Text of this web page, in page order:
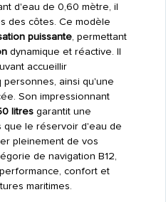
d'eau de 0,60 mètre, il
des côtes. Ce modèle
puissante, permettant
dynamique et réactive. Il
accueillir
ainsi qu'une
Son impressionnant
litresgarantit une
que le réservoir d'eau de
pleinement de vos
de navigation B12,
confort et
maritimes.